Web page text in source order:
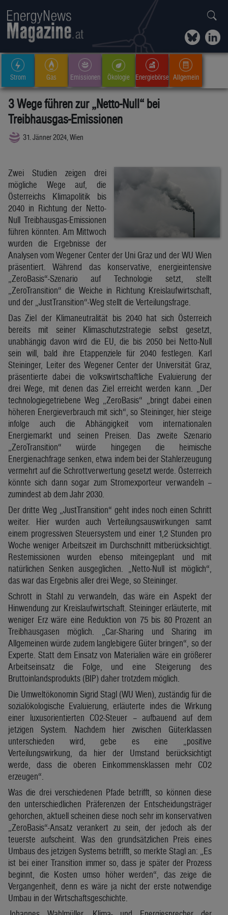
Strom Gas Emissionen Ökologie Energiebörse Allgemein
3 Wege führen zur „Netto-Null“ bei
Treibhausgas-Emissionen
31. Jänner 2024, Wien
Zwei Studien zeigen drei
mögliche Wege auf, die
Österreichs Klimapolitik bis
2040 in Richtung der Netto-
Null Treibhausgas-Emissionen
führen könnten. Am Mittwoch
wurden die Ergebnisse der
Analysen vom Wegener Center der Uni Graz und der WU Wien
präsentiert. Während das konservative, energieintensive
„ZeroBasis“-Szenario auf Technologie setzt, stellt
„ZeroTransition“ die Weiche in Richtung Kreislaufwirtschaft,
und der „JustTransition“-Weg stellt die Verteilungsfrage.
Das Ziel der Klimaneutralität bis 2040 hat sich Österreich
bereits mit seiner Klimaschutzstrategie selbst gesetzt,
unabhängig davon wird die EU, die bis 2050 bei Netto-Null
sein will, bald ihre Etappenziele für 2040 festlegen. Karl
Steininger, Leiter des Wegener Center der Universität Graz,
präsentierte dabei die volkswirtschaftliche Evaluierung der
drei Wege, mit denen das Ziel erreicht werden kann. „Der
technologiegetriebene Weg „ZeroBasis“ „bringt dabei einen
höheren Energieverbrauch mit sich“, so Steininger, hier steige
infolge auch die Abhängigkeit vom internationalen
Energiemarkt und seinen Preisen. Das zweite Szenario
„ZeroTransition“ würde hingegen die heimische
Energienachfrage senken, etwa indem bei der Stahlerzeugung
vermehrt auf die Schrottverwertung gesetzt werde. Österreich
könnte sich dann sogar zum Stromexporteur verwandeln –
zumindest ab dem Jahr 2030.
Der dritte Weg „JustTransition“ geht indes noch einen Schritt
weiter. Hier wurden auch Verteilungsauswirkungen samt
einem progressiven Steuersystem und einer 1,2 Stunden pro
Woche weniger Arbeitszeit im Durchschnitt mitberücksichtigt.
Restemissionen wurden ebenso miteingeplant und mit
natürlichen Senken ausgeglichen. „Netto-Null ist möglich“,
das war das Ergebnis aller drei Wege, so Steininger.
Schrott in Stahl zu verwandeln, das wäre ein Aspekt der
Hinwendung zur Kreislaufwirtschaft. Steininger erläuterte, mit
weniger Erz wäre eine Reduktion von 75 bis 80 Prozent an
Treibhausgasen möglich. „Car-Sharing und Sharing im
Allgemeinen würde zudem langlebigere Güter bringen“, so der
Experte. Statt dem Einsatz von Materialien wäre ein größerer
Arbeitseinsatz die Folge, und eine Steigerung des
Bruttoinlandsprodukts (BIP) daher trotzdem möglich.
Die Umweltökonomin Sigrid Stagl (WU Wien), zuständig für die
sozialökologische Evaluierung, erläuterte indes die Wirkung
einer luxusorientierten CO2-Steuer – aufbauend auf dem
jetzigen System. Nachdem hier zwischen Güterklassen
unterschieden wird, gebe es eine „positive
Verteilungswirkung, da hier der Umstand berücksichtigt
werde, dass die oberen Einkommensklassen mehr CO2
erzeugen“.
Was die drei verschiedenen Pfade betrifft, so können diese
den unterschiedlichen Präferenzen der Entscheidungsträger
gehorchen, aktuell scheinen diese noch sehr im konservativen
„ZeroBasis“-Ansatz verankert zu sein, der jedoch als der
teuerste aufscheint. Was den grundsätzlichen Preis eines
Umbaus des jetzigen Systems betrifft, so merkte Stagl an: „Es
ist bei einer Transition immer so, dass je später der Prozess
beginnt, die Kosten umso höher werden“, das zeige die
Vergangenheit, denn es wäre ja nicht der erste notwendige
Umbau in der Wirtschaftsgeschichte.